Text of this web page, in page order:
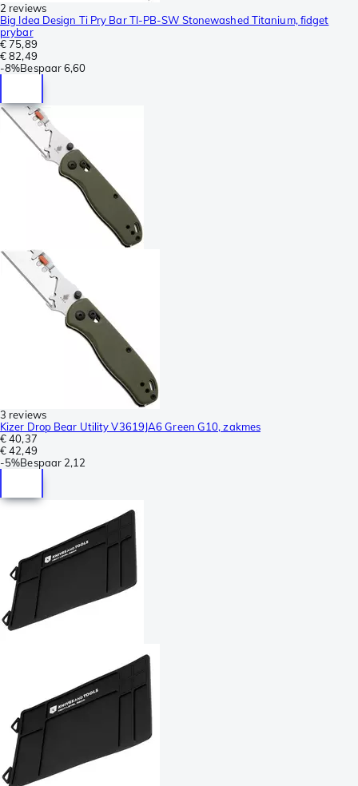
2 reviews
Big Idea Design Ti Pry Bar TI-PB-SW Stonewashed Titanium, fidget
prybar
€ 75,89
€ 82,49
-8%Bespaar6,60
3 reviews
Kizer Drop Bear Utility V3619JA6 Green G10, zakmes
€ 40,37
€ 42,49
-5%Bespaar 2,12